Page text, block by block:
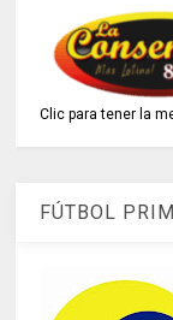
Clic para tener la
FÚTBOL